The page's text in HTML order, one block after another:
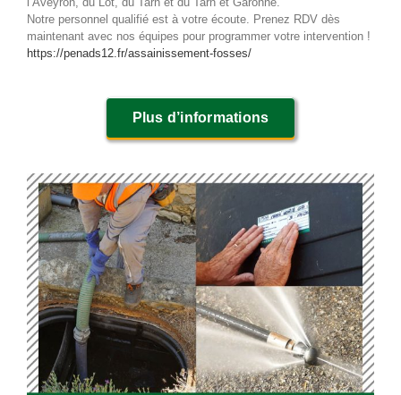
Notre personnel qualifié est à votre écoute. Prenez RDV dès
maintenant avec nos équipes pour programmer votre intervention !
https://penads12.fr/assainissement-fosses/
Plus d’informations